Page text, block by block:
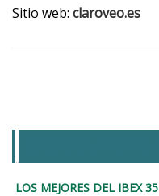
Sitio web: claroveo.es
LOS MEJORES DEL IBEX 35